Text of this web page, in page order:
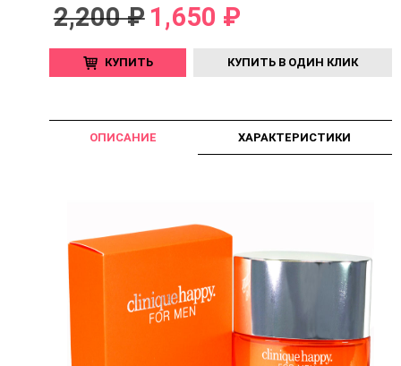
2,200 ₽ 1,650 ₽
КУПИТЬ КУПИТЬ В ОДИН КЛИК
ОПИСАНИЕ ХАРАКТЕРИСТИКИ